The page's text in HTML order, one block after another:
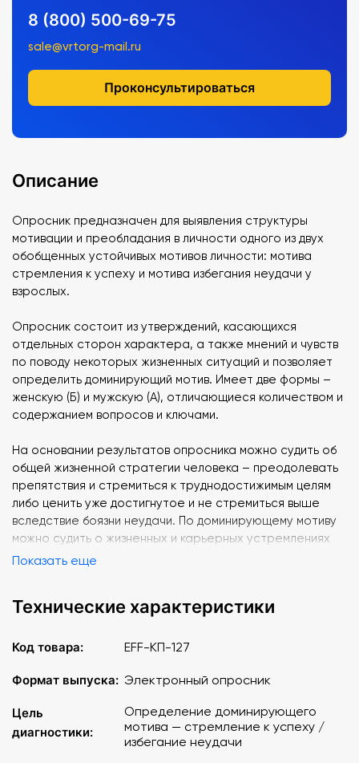
8 (800) 500-69-75
sale@vrtorg-mail.ru
Проконсультироваться
Описание
Опросник предназначен для выявления структуры
мотивации и преобладания в личности одного из двух
обобщенных устойчивых мотивов личности: мотива
стремления к успеху и мотива избегания неудачи у
взрослых.
Опросник состоит из утверждений, касающихся
отдельных сторон характера, а также мнений и чувств
по поводу некоторых жизненных ситуаций и позволяет
определить доминирующий мотив. Имеет две формы –
женскую (Б) и мужскую (А), отличающиеся количеством и
содержанием вопросов и ключами.
На основании результатов опросника можно судить об
общей жизненной стратегии человека – преодолевать
препятствия и стремиться к труднодостижимым целям
либо ценить уже достигнутое и не стремиться выше
вследствие боязни неудачи. По доминирующему мотиву
можно судить о жизненных и карьерных устремлениях
человека, прогнозировать его реакции и поведение в
Широко применяется в психологических службах
консультировании.
Возраст: 14+
Время прохождения теста: 7 - 10 минут.
Версия: электронная.
Показать еще
Технические характеристики
Код товара: EFF-КП-127
Формат выпуска: Электронный опросник
Цель
диагностики:
Определение доминирующего
мотива — стремление к успеху /
избегание неудачи